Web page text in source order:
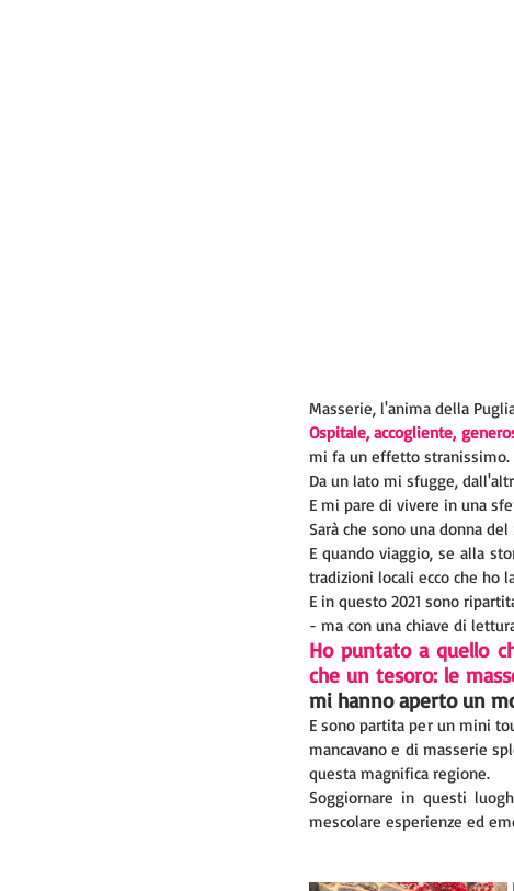
Masserie, l'anima della
Ospitale, accogliente,
mi fa un effetto stranissimo.
Da un lato mi sfugge,
E mi pare di vivere in una
Sarà che sono una donna
E quando viaggio, se alla
tradizioni locali ecco che ho
E in questo 2021 sono
- ma con una chiave di
Ho puntato a quello
che un tesoro: le
mi hanno aperto un
E sono partita per un mini
mancavano e di masserie
questa magnifica regione.
Soggiornare in questi
mescolare esperienze ed